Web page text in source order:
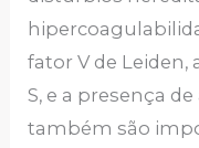
fator V de Leiden,
S, e a presença
também são